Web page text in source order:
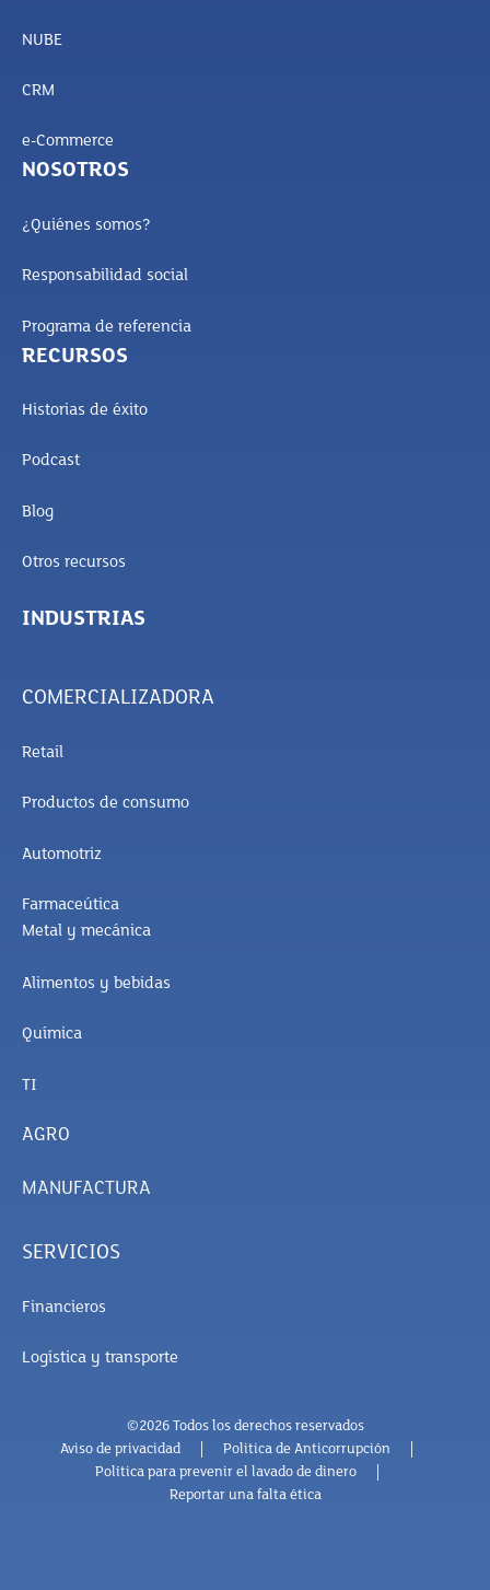
NUBE
CRM
e-Commerce
NOSOTROS
¿Quiénes somos?
Responsabilidad social
Programa de referencia
RECURSOS
Historias de éxito
Podcast
Blog
Otros recursos
INDUSTRIAS
COMERCIALIZADORA
Retail
Productos de consumo
Automotriz
Farmaceútica
Metal y mecánica
Alimentos y bebidas
Química
TI
AGRO
MANUFACTURA
SERVICIOS
Financieros
Logística y transporte
©2026 Todos los derechos reservados
Aviso de privacidad
Politica de Anticorrupción
Política para prevenir el lavado de dinero
Reportar una falta ética